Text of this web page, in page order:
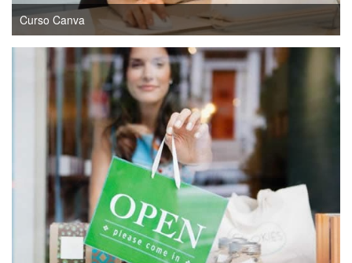
Curso Canva